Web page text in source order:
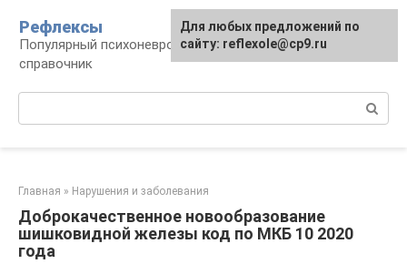
контенту
Рефлексы
Популярный психоневрологический
справочник
Главная » Нарушения и заболевания
Доброкачественное новообразование
шишковидной железы код по МКБ 10 2020
года
Для любых предложений по
сайту: reflexole@cp9.ru